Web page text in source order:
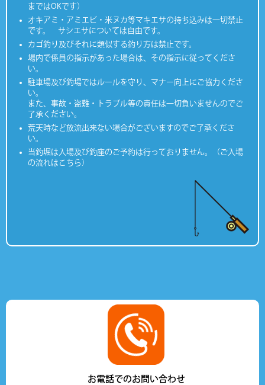
まではOKです）
オキアミ・アミエビ・米ヌカ等マキエサの持ち込みは一切禁止
です。 サシエサについては自由です。
カゴ釣り及びそれに類似する釣り方は禁止です。
場内で係員の指示があった場合は、その指示に従ってくださ
い。
駐車場及び釣場ではルールを守り、マナー向上にご協力くださ
い。
また、事故・盗難・トラブル等の責任は一切負いませんのでご
了承ください。
荒天時など放流出来ない場合がございますのでご了承くださ
い。
当釣堀は入場及び釣座のご予約は行っておりません。（ご入場
の流れはこちら）
お電話でのお問い合わせ